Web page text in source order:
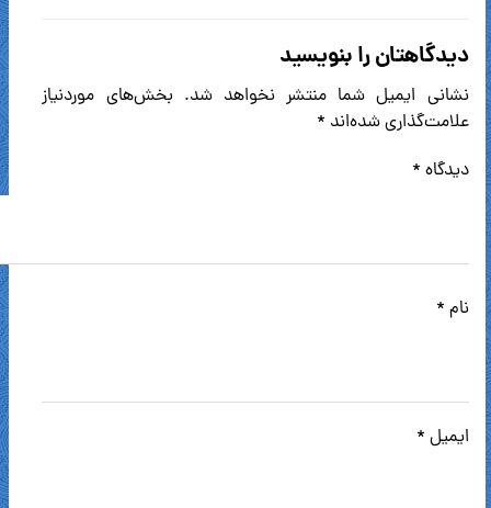
دیدگاهتان را بنویسید
نشانی ایمیل شما منتشر نخواهد شد. بخش‌های موردنیاز
علامت‌گذاری شده‌اند *
دیدگاه *
نام *
ایمیل *